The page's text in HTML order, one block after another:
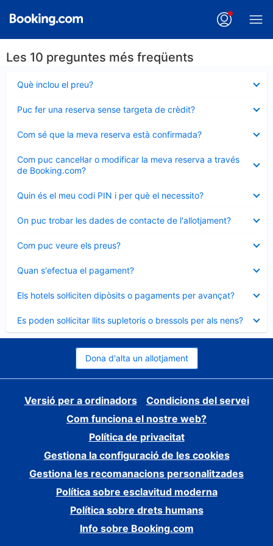
Les 10 preguntes més freqüents
Què inclou el preu?
tancat
Puc fer una reserva sense targeta de crèdit?
tancat
Com sé que la meva reserva està confirmada?
tancat
Com puc cancel·lar o modificar la meva reserva a través
de Booking.com?
tancat
Quin és el meu codi PIN i per què el necessito?
tancat
On puc trobar les dades de contacte de l'allotjament?
tancat
Com puc veure els preus?
tancat
Quan s'efectua el pagament?
tancat
Els hotels sol·liciten dipòsits o pagaments per avançat?
tancat
Es poden sol·licitar llits supletoris o bressols per als nens?
tancat
Dona d'alta un allotjament
Versió per a ordinadors
Condicions del servei
Com funciona el nostre web?
Política de privacitat
Gestiona la configuració de les cookies
Gestiona les recomanacions personalitzades
Política sobre esclavitud moderna
Política sobre drets humans
Info sobre Booking.com